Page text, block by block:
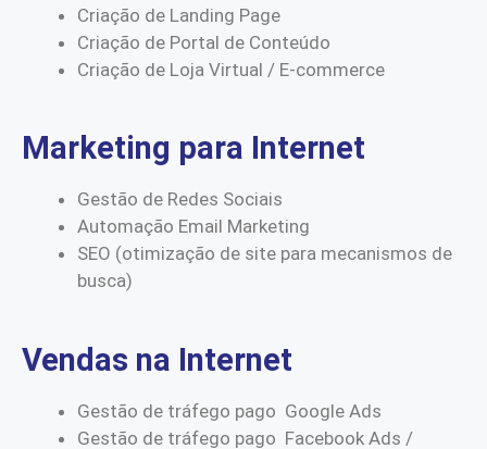
Criação de Landing Page
Criação de Portal de Conteúdo
Criação de Loja Virtual / E-commerce
Marketing para Internet
Gestão de Redes Sociais
Automação Email Marketing
SEO (otimização de site para mecanismos de
busca)
Vendas na Internet
Gestão de tráfego pago Google Ads
Gestão de tráfego pago Facebook Ads /